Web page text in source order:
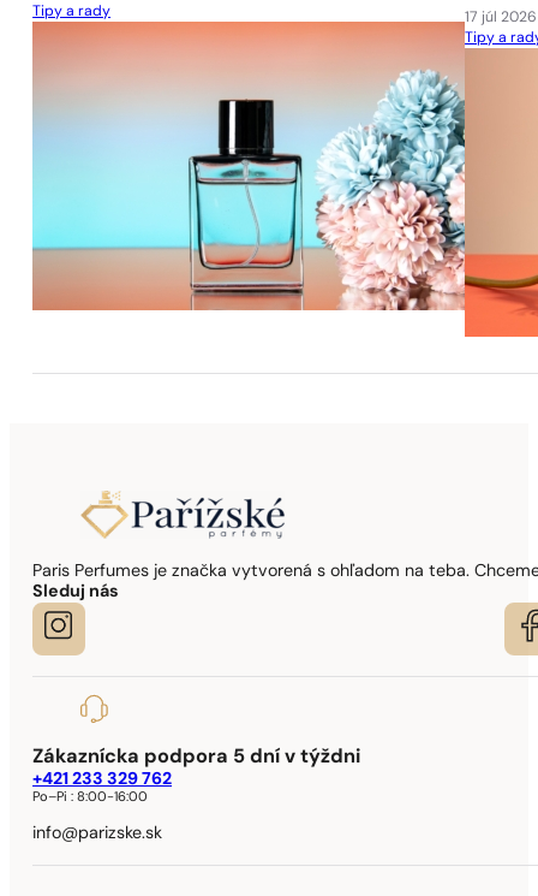
Tipy a rady
17 júl 2026
Tipy a
Paris Perfumes je značka vytvorená s ohľadom na teba.
Sleduj nás
Zákaznícka podpora 5 dní v týždni
+421 233 329 762
Po–Pi :8:00-16:00
info@parizske.sk